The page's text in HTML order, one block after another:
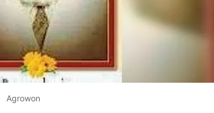
Agrowon